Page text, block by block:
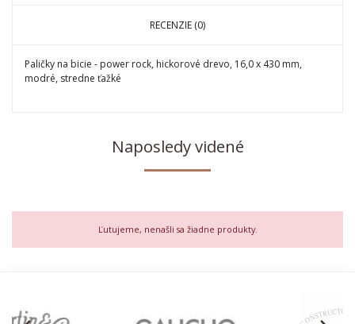
RECENZIE (0)
Paličky na bicie - power rock, hickorové drevo, 16,0 x 430 mm,
modré, stredne ťažké
Naposledy videné
Ľutujeme, nenašli sa žiadne produkty.